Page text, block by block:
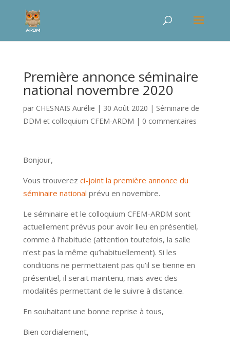
Première annonce séminaire
national novembre 2020
par CHESNAIS Aurélie | 30 Août 2020 | Séminaire de
DDM et colloquium CFEM-ARDM | 0 commentaires
Bonjour,
Vous trouverez ci-joint la première annonce du
séminaire national prévu en novembre.
Le séminaire et le colloquium CFEM-ARDM sont
actuellement prévus pour avoir lieu en présentiel,
comme à l’habitude (attention toutefois, la salle
n’est pas la même qu’habituellement). Si les
conditions ne permettaient pas qu’il se tienne en
présentiel, il serait maintenu, mais avec des
modalités permettant de le suivre à distance.
En souhaitant une bonne reprise à tous,
Bien cordialement,